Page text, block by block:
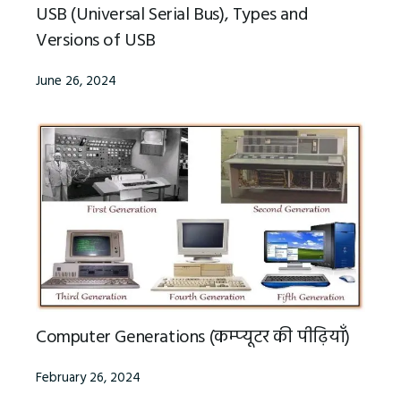
USB (Universal Serial Bus), Types and
Versions of USB
June 26, 2024
Computer Generations (कम्‍प्‍यूटर की पीढ़ियाँ)
February 26, 2024